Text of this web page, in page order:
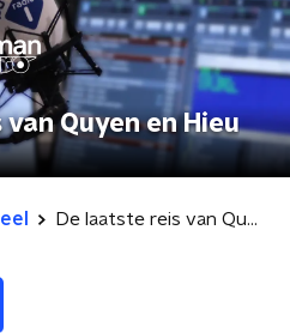
Quyen en Hieu
De laatste reis van Quyen en Hieu